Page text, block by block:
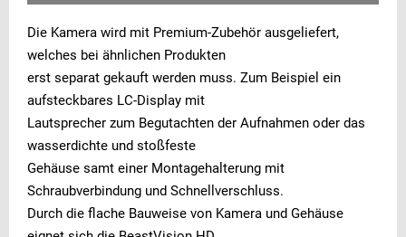
Die Kamera wird mit Premium-Zubehör ausgeliefert,
welches bei ähnlichen Produkten
erst separat gekauft werden muss. Zum Beispiel ein
aufsteckbares LC-Display mit
Lautsprecher zum Begutachten der Aufnahmen oder das
wasserdichte und stoßfeste
Gehäuse samt einer Montagehalterung mit
Schraubverbindung und Schnellverschluss.
Durch die flache Bauweise von Kamera und Gehäuse